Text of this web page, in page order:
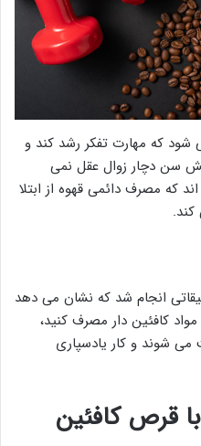
شود که مهارت تفکر رشد کند و
سن دچار زوال عقل نمی
که مصرف دائمی قهوه از ابتلا
کند.
انجام شد که نشان می دهد
کافئین دار مصرف کنید،
شوند و کار یادسپاری
قرص کافئین